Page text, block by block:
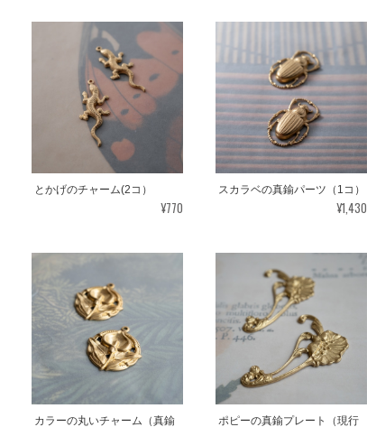
とかげのチャーム(2コ）
¥770
スカラベの真鍮パーツ（1コ）
¥1,430
カラーの丸いチャーム（真鍮
ポピーの真鍮プレート（現行